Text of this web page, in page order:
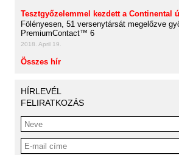
Tesztgyőzelemmel kezdett a Continental
Fölényesen, 51 versenytársát megelőzve
PremiumContact™ 6
2018. April 19.
Összes hír
HÍRLEVÉL
FELIRATKOZÁS